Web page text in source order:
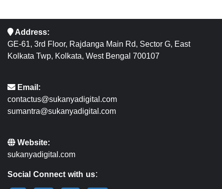
Address:
GE-61, 3rd Floor, Rajdanga Main Rd, Sector G, East
Kolkata Twp, Kolkata, West Bengal 700107
Email:
contactus@sukanyadigital.com
sumantra@sukanyadigital.com
Website:
sukanyadigital.com
Social Connect with us: